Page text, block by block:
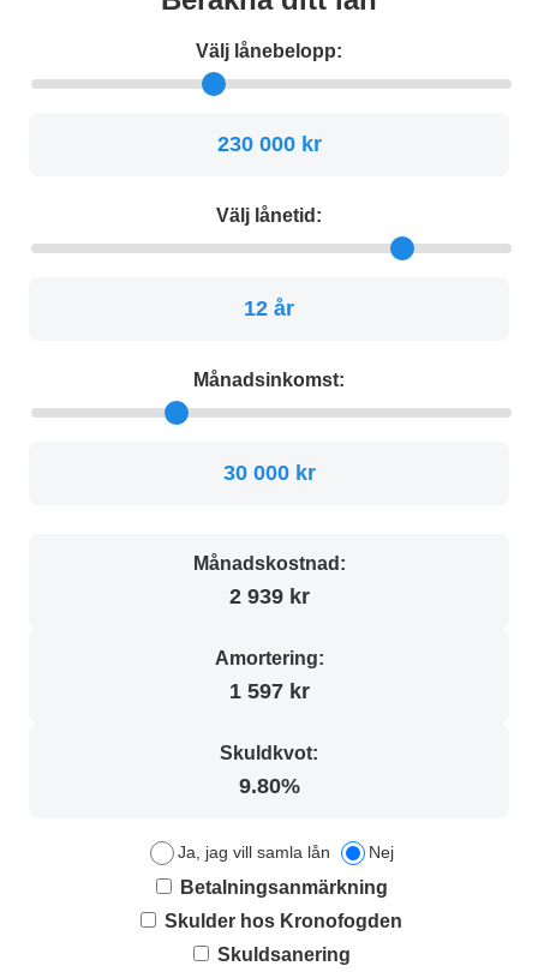
Välj lånebelopp:
230 000 kr
Välj lånetid:
12 år
Månadsinkomst:
30 000 kr
Månadskostnad:
2 939 kr
Amortering:
1 597 kr
Skuldkvot:
9.80%
Ja, jag vill samla lån Nej
Betalningsanmärkning
Skulder hos Kronofogden
Skuldsanering